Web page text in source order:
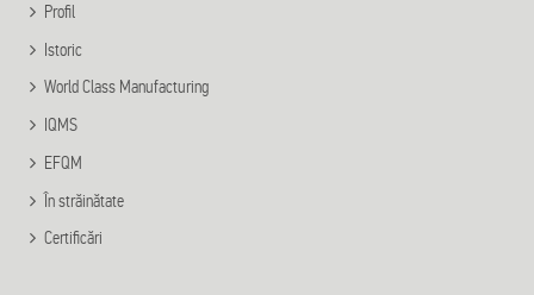
Profil
Istoric
World Class Manufacturing
IQMS
EFQM
În străinătate
Certificări